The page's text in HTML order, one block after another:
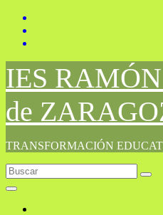
Saltar
contenido
IES
de
TRANSFORMACIÓN